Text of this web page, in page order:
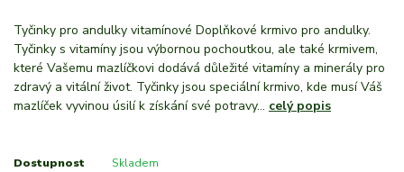
Tyčinky pro andulky vitamínové Doplňkové krmivo pro andulky.
Tyčinky s vitamíny jsou výbornou pochoutkou, ale také krmivem,
které Vašemu mazlíčkovi dodává důležité vitamíny a minerály pro
zdravý a vitální život. Tyčinky jsou speciální krmivo, kde musí Váš
mazlíček vyvinou úsilí k získání své potravy... celý popis
Dostupnost Skladem